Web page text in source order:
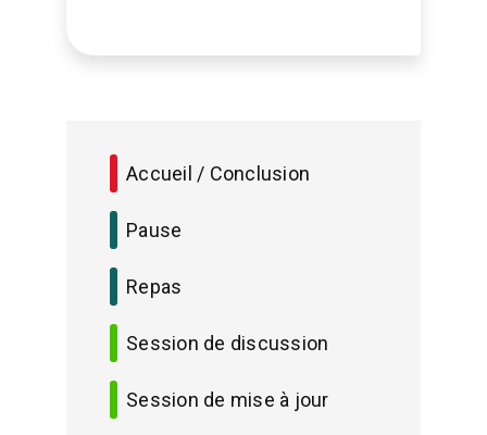
Accueil / Conclusion
Pause
Repas
Session de discussion
Session de mise à jour